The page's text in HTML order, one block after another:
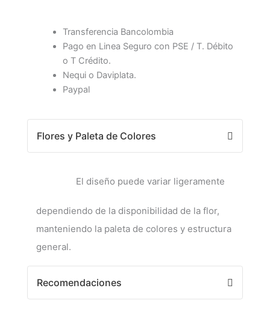
Transferencia Bancolombia
Pago en Linea Seguro con PSE / T. Débito
o T Crédito.
Nequi o Daviplata.
Paypal
Flores y Paleta de Colores
El diseño puede variar ligeramente
dependiendo de la disponibilidad de la flor,
manteniendo la paleta de colores y estructura
general.
Recomendaciones